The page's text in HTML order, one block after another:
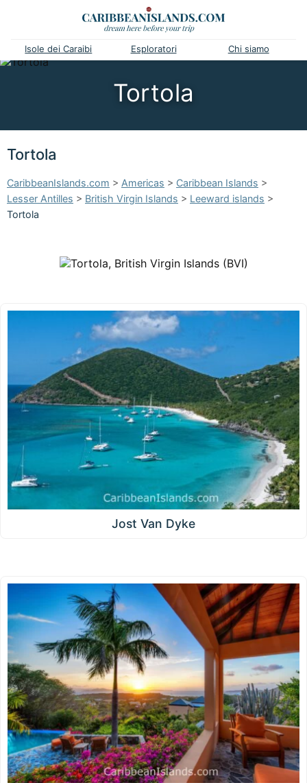
Isole dei Caraibi Esploratori Chi siamo
Tortola
Tortola
CaribbeanIslands.com > Americas > Caribbean Islands >
Lesser Antilles > British Virgin Islands > Leeward islands >
Tortola
Jost Van Dyke